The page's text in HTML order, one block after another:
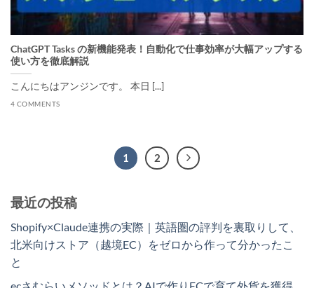
ChatGPT Tasks の新機能発表！自動化で仕事効率が大幅アップする
使い方を徹底解説
こんにちはアンジンです。 本日 [...]
4 COMMENTS
1 2
最近の投稿
Shopify×Claude連携の実際｜英語圏の評判を裏取りして、
北米向けストア（越境EC）をゼロから作って分かったこ
と